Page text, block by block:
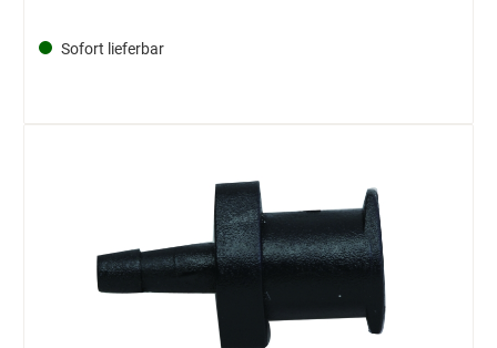
Sofort lieferbar